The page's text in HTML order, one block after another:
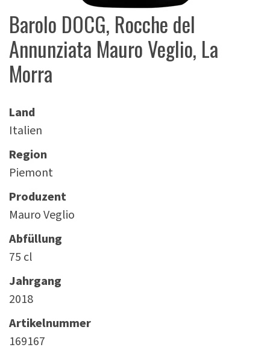
Barolo DOCG, Rocche del
Annunziata Mauro Veglio, La
Morra
Land
Italien
Region
Piemont
Produzent
Mauro Veglio
Abfüllung
75 cl
Jahrgang
2018
Artikelnummer
169167